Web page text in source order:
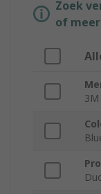
Zoek
of
3M